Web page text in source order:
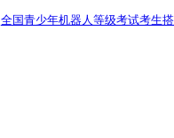
全国青少年机器人等级考试考生